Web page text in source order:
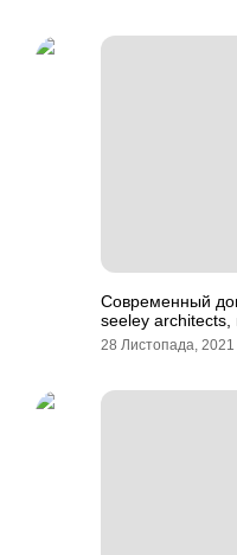
Современный
seeley architects,
28 Листопада, 2021